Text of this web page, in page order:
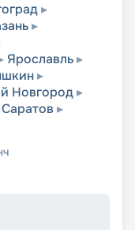
Ярославль
Новгород
Саратов